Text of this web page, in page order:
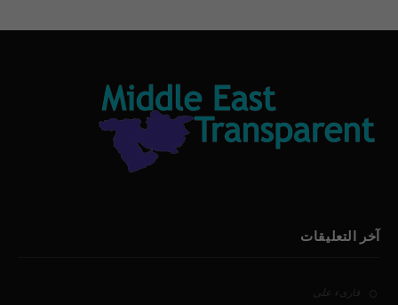
آخر التعليقات
قارىء على